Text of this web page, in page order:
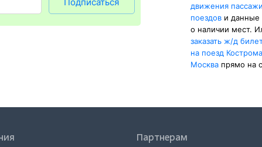
Подписаться
движения
поездов и данные
о наличии мест.
заказатьж/д
на поезд
Москва прямо на
Партнерам